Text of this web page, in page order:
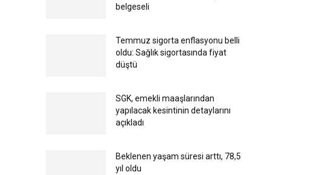
belgeseli
Temmuz sigorta enflasyonu belli
oldu: Sağlık sigortasında fiyat
düştü
SGK, emekli maaşlarından
yapılacak kesintinin detaylarını
açıkladı
Beklenen yaşam süresi arttı, 78,5
yıl oldu